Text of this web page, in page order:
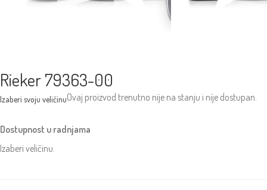
Rieker 79363-00
Ovaj proizvod trenutno nije na stanju i nije dostupan.
Dostupnost u radnjama
Izaberi veličinu.